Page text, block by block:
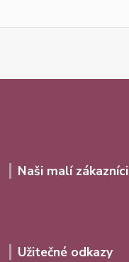
Naši malí zákazníci
Užitečné odkazy